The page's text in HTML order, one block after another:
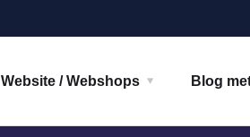
Website / Webshops Blog